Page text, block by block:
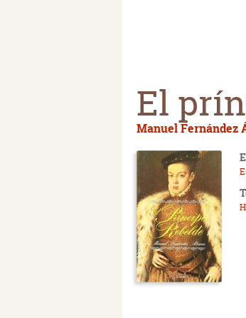
El
Manuel Fernández